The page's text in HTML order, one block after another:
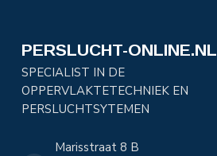
PERSLUCHT-ONLINE.NL
SPECIALIST IN DE
OPPERVLAKTETECHNIEK EN
PERSLUCHTSYTEMEN
Marisstraat 8 B